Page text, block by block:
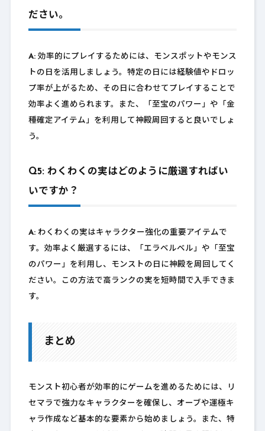
ださい。
A:効率的にプレイするためには、モンスポットやモンス
トの日を活用しましょう。特定の日には経験値やドロッ
プ率が上がるため、その日に合わせてプレイすることで
効率よく進められます。また、「至宝のパワー」や「金
種確定アイテム」を利用して神殿周回すると良いでしょ
う。
Q5: わくわくの実はどのように厳選すればい
いですか？
A:わくわくの実はキャラクター強化の重要アイテムで
す。効率よく厳選するには、「エラベルベル」や「至宝
のパワー」を利用し、モンストの日に神殿を周回してく
ださい。この方法で高ランクの実を短時間で入手できま
す。
まとめ
モンスト初心者が効率的にゲームを進めるためには、リ
セマラで強力なキャラクターを確保し、オーブや運極キ
ャラ作成など基本的な要素から始めましょう。また、特